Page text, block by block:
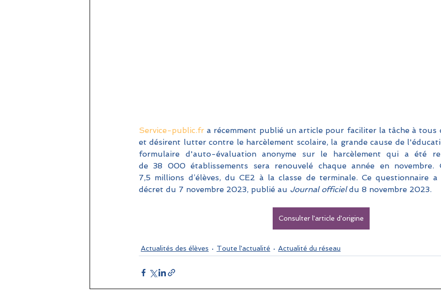
Service-public.fr a récemment publié un article pour faciliter la tâche à tous
et désirent lutter contre le harcèlement scolaire, la grande cause de
formulaire d'auto-évaluation anonyme sur le harcèlement qui a été
de 38 000 établissements sera renouvelé chaque année en novembre.
7,5 millions d’élèves, du CE2 à la classe de terminale. Ce questionnaire
décret du 7 novembre 2023, publié au Journal officiel du 8 novembre 2023.
Consulter l'article d'origine
Actualités des élèves Toute l'actualité Actualité du réseau